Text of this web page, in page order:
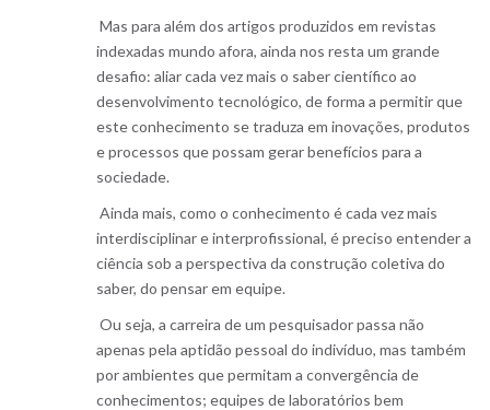
Mas para além dos artigos produzidos em revistas
indexadas mundo afora, ainda nos resta um grande
desafio: aliar cada vez mais o saber científico ao
desenvolvimento tecnológico, de forma a permitir que
este conhecimento se traduza em inovações, produtos
e processos que possam gerar benefícios para a
sociedade.
Ainda mais, como o conhecimento é cada vez mais
interdisciplinar e interprofissional, é preciso entender a
ciência sob a perspectiva da construção coletiva do
saber, do pensar em equipe.
Ou seja, a carreira de um pesquisador passa não
apenas pela aptidão pessoal do indivíduo, mas também
por ambientes que permitam a convergência de
conhecimentos; equipes de laboratórios bem